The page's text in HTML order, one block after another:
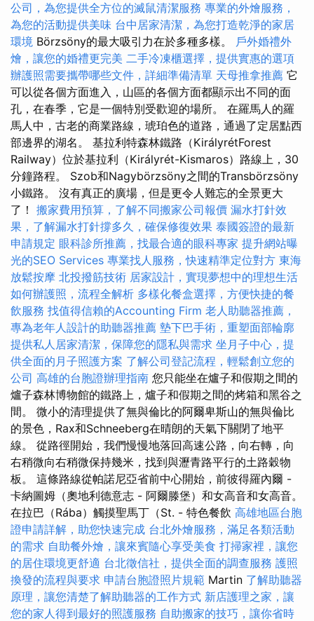
公司，為您提供全方位的滅鼠清潔服務 專業的外燴服務，
為您的活動提供美味 台中居家清潔，為您打造乾淨的家居
環境 Börzsöny的最大吸引力在於多種多樣。 戶外婚禮外
燴，讓您的婚禮更完美 二手冷凍櫃選擇，提供實惠的選項
辦護照需要攜帶哪些文件，詳細準備清單 天母推拿推薦 它
可以從各個方面進入，山區的各個方面都顯示出不同的面
孔，在春季，它是一個特別受歡迎的場所。 在羅馬人的羅
馬人中，古老的商業路線，琥珀色的道路，通過了定居點西
部邊界的湖名。 基拉利特森林鐵路（KirályrétForest
Railway）位於基拉利（Királyrét-Kismaros）路線上，30
分鐘路程。 Szob和Nagybörzsöny之間的Transbörzsöny
小鐵路。 沒有真正的廣場，但是更令人難忘的全景更大
了！ 搬家費用預算，了解不同搬家公司報價 漏水打針效
果，了解漏水打針撐多久，確保修復效果 泰國簽證的最新
申請規定 眼科診所推薦，找最合適的眼科專家 提升網站曝
光的SEO Services 專業找人服務，快速精準定位對方 東海
放鬆按摩 北投撥筋技術 居家設計，實現夢想中的理想生活
如何辦護照，流程全解析 多樣化餐盒選擇，方便快捷的餐
飲服務 找值得信賴的Accounting Firm 老人助聽器推薦，
專為老年人設計的助聽器推薦 墊下巴手術，重塑面部輪廓
提供私人居家清潔，保障您的隱私與需求 坐月子中心，提
供全面的月子照護方案 了解公司登記流程，輕鬆創立您的
公司 高雄的台胞證辦理指南 您只能坐在爐子和假期之間的
爐子森林博物館的鐵路上，爐子和假期之間的烤箱和黑谷之
間。 微小的清理提供了無與倫比的阿爾卑斯山的無與倫比
的景色，Rax和Schneeberg在晴朗的天氣下關閉了地平
線。 從路徑開始，我們慢慢地落回高速公路，向右轉，向
右稍微向右稍微保持幾米，找到與瀝青路平行的土路穀物
板。 這條路線從帕諾尼亞省前中心開始，前彼得羅內爾 -
卡納圖姆（奧地利德意志 - 阿爾滕堡）和女高音和女高音。
在拉巴（Rába）觸摸聖馬丁（St. - 特色餐飲 高雄地區台胞
證申請詳解，助您快速完成 台北外燴服務，滿足各類活動
的需求 自助餐外燴，讓來賓隨心享受美食 打掃家裡，讓您
的居住環境更舒適 台北徵信社，提供全面的調查服務 護照
換發的流程與要求 申請台胞證照片規範 Martin 了解助聽器
原理，讓您清楚了解助聽器的工作方式 新店護理之家，讓
您的家人得到最好的照護服務 自助搬家的技巧，讓你省時